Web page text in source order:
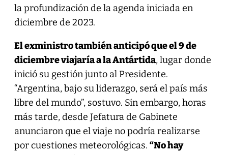
la profundización de la agenda iniciada en
diciembre de 2023.
El exministro también anticipó que el 9 de
diciembre viajaría a la Antártida, lugar donde
inició su gestión junto al Presidente.
“Argentina, bajo su liderazgo, será el país más
libre del mundo”, sostuvo. Sin embargo, horas
más tarde, desde Jefatura de Gabinete
anunciaron que el viaje no podría realizarse
por cuestiones meteorológicas. “No hay